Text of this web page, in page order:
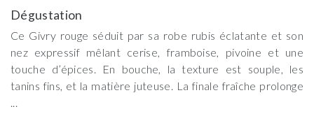
Dégustation
Ce Givry rouge séduit par sa robe rubis éclatante et son
nez expressif mêlant cerise, framboise, pivoine et une
touche d’épices. En bouche, la texture est souple, les
tanins fins, et la matière juteuse. La finale fraîche prolonge
...